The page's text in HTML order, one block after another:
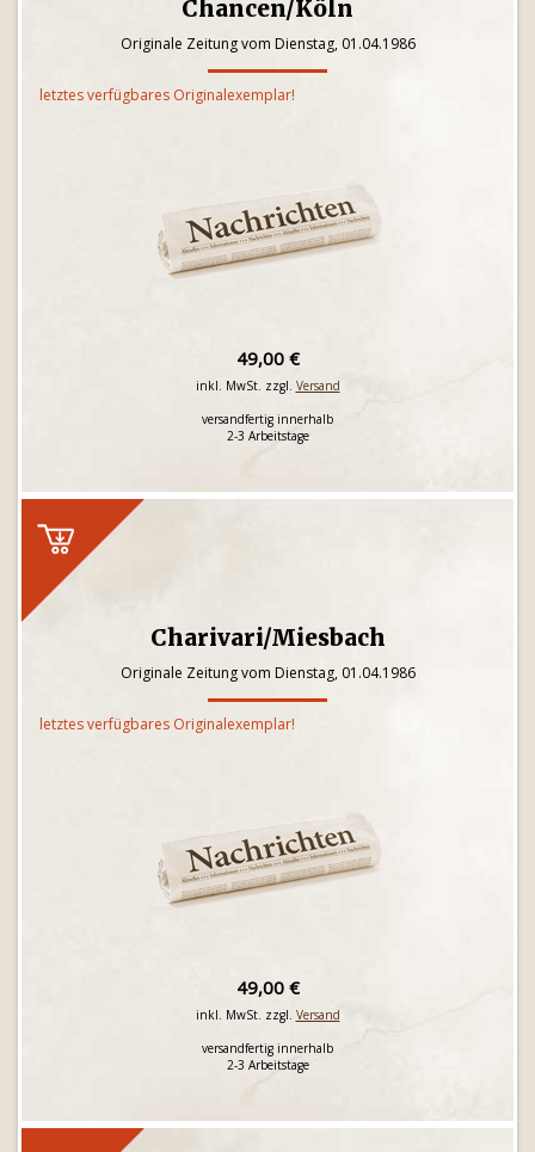
Chancen/Köln
Originale Zeitung vom Dienstag, 01.04.1986
letztes verfügbares Originalexemplar!
49,00 €
inkl. MwSt. zzgl. Versand
versandfertig innerhalb
2-3 Arbeitstage
Charivari/Miesbach
Originale Zeitung vom Dienstag, 01.04.1986
letztes verfügbares Originalexemplar!
49,00 €
inkl. MwSt. zzgl. Versand
versandfertig innerhalb
2-3 Arbeitstage